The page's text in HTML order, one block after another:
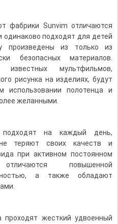
фабрики Sunvim отличаются
подходят для детей
произведены из только из
безопасных материалов.
мультфильмов,
рисунка на изделиях, будут
полотенца и
желанными.
подходят на каждый день,
теряют своих качеств и
при активном постоянном
повышенной
а также обладают
проходят жесткий удвоенный